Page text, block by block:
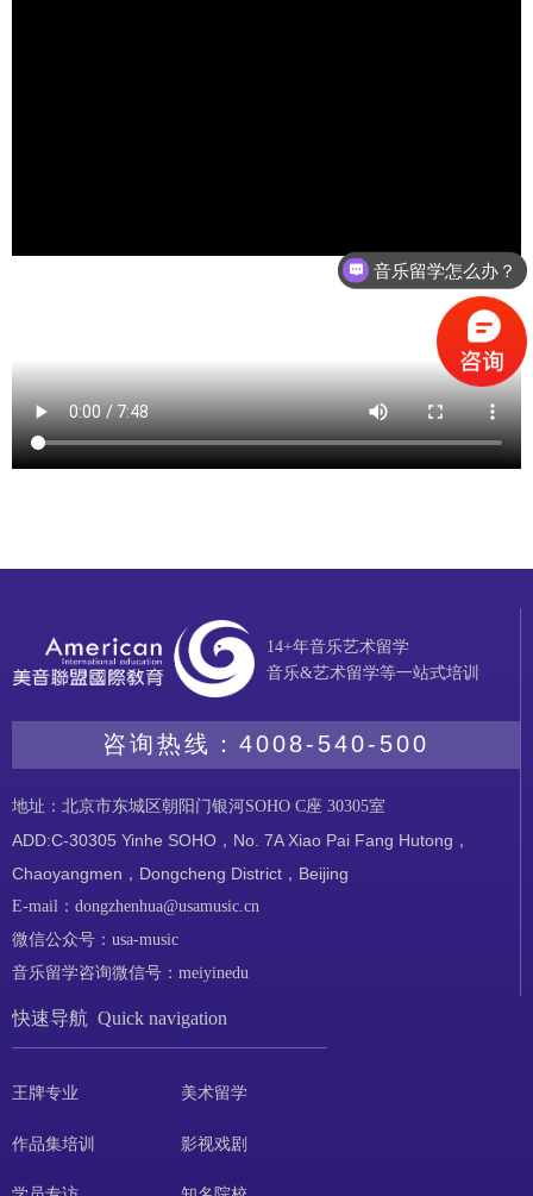
14+年音乐艺术留学
音乐&艺术留学等一站式培训
咨询热线： 4008-540-500
地址：北京市东城区朝阳门银河SOHO C座 30305室
ADD:C-30305 Yinhe SOHO，No. 7A Xiao Pai Fang Hutong，
Chaoyangmen，Dongcheng District，Beijing
E-mail：dongzhenhua@usamusic.cn
微信公众号：usa-music
音乐留学咨询微信号：meiyinedu
快速导航 Quick navigation
王牌专业
作品集培训
美术留学
影视戏剧
音乐留学怎么办？